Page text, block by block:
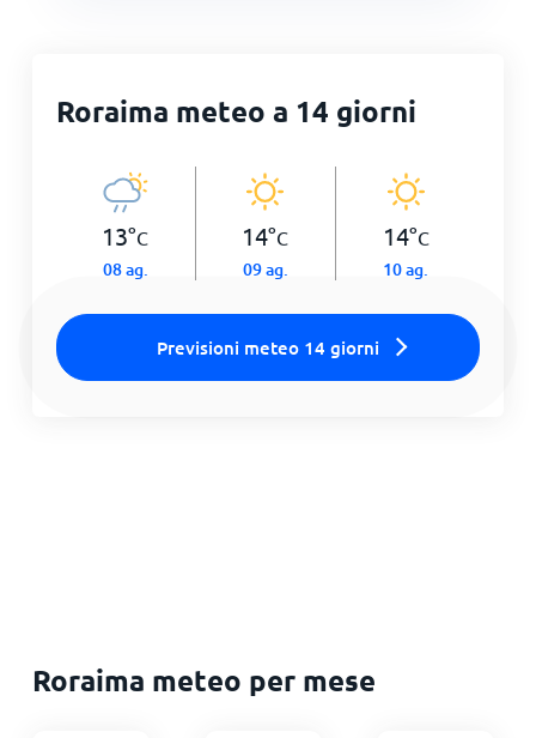
Roraima meteo a 14 giorni
13°C
08 ag.
14°C
09 ag.
14°C
10 ag.
Previsioni meteo 14 giorni
Roraima meteo per mese